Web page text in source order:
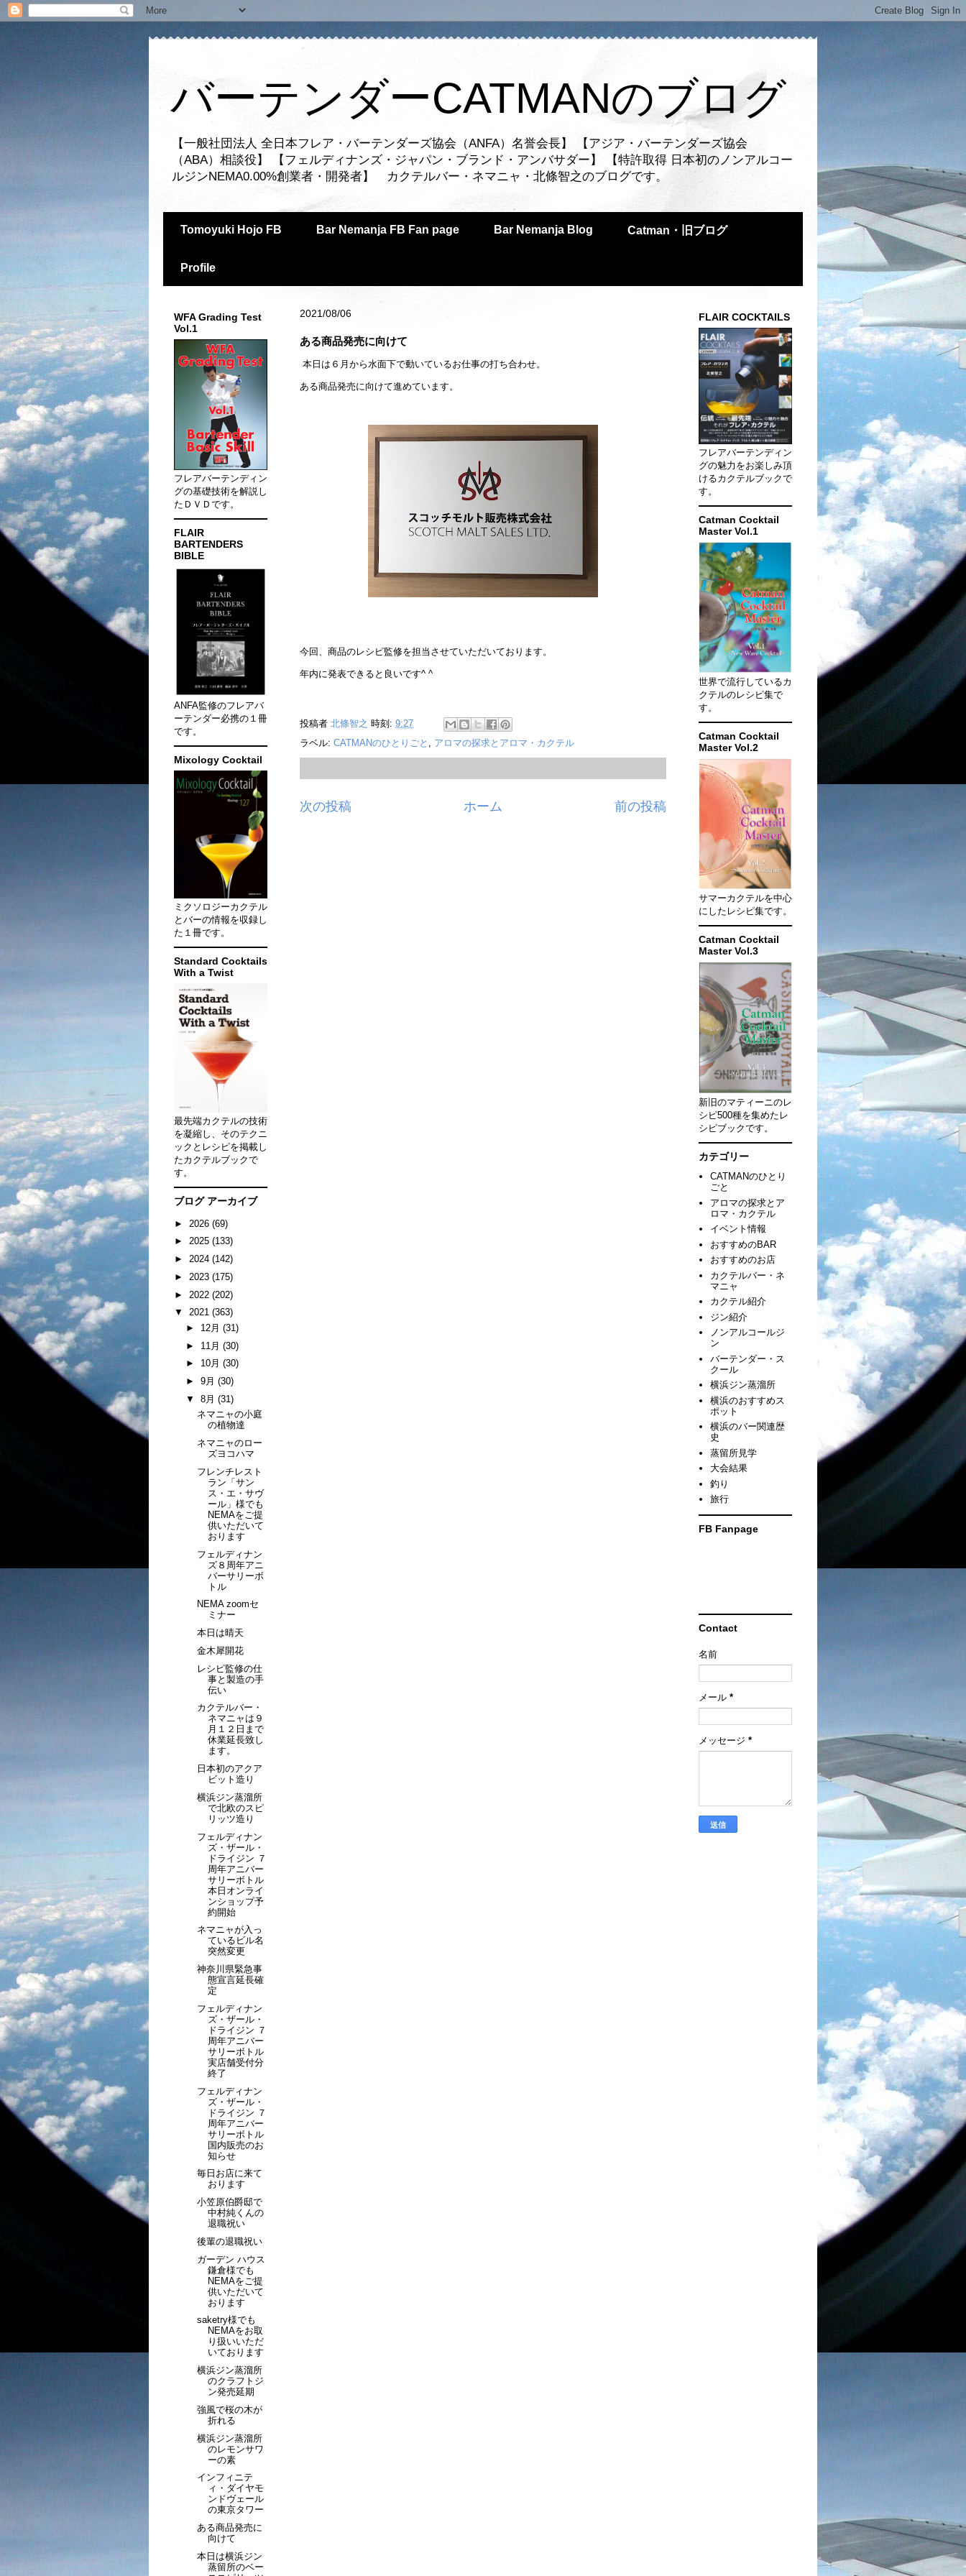
バーテンダーCATMANのブログ
【一般社団法人 全日本フレア・バーテンダーズ協会（ANFA）名誉会長】 【アジア・バーテンダーズ協会
（ABA）相談役】 【フェルディナンズ・ジャパン・ブランド・アンバサダー】 【特許取得 日本初のノンアルコー
ルジンNEMA0.00%創業者・開発者】 カクテルバー・ネマニャ・北條智之のブログです。
Tomoyuki Hojo FB Bar Nemanja FB Fan page Bar Nemanja Blog Catman・旧ブログ
Profile
2021/08/06
ある商品発売に向けて
本日は６月から水面下で動いているお仕事の打ち合わせ。
ある商品発売に向けて進めています。
今回、商品のレシピ監修を担当させていただいております。
年内に発表できると良いです^ ^
投稿者 北條智之 時刻: 9:27
ラベル: CATMANのひとりごと アロマの探求とアロマ・カクテル
次の投稿 前の投稿
ホーム
WFA Grading Test
Vol.1
フレアバーテンディン
グの基礎技術を解説し
たＤＶＤです。
FLAIR
BARTENDERS
BIBLE
ANFA監修のフレアバ
ーテンダー必携の１冊
です。
Mixology Cocktail
ミクソロジーカクテル
とバーの情報を収録し
た１冊です。
Standard Cocktails
With a Twist
最先端カクテルの技術
を凝縮し、そのテクニ
ックとレシピを掲載し
たカクテルブックで
す。
ブログ アーカイブ
► 2026 (69)
► 2025 (133)
► 2024 (142)
► 2023 (175)
► 2022 (202)
▼ 2021 (363)
► 12月 (31)
► 11月 (30)
► 10月 (30)
► 9月 (30)
▼ 8月 (31)
ネマニャの小庭
の植物達
ネマニャのロー
ズヨコハマ
フレンチレスト
ラン「サン
ス・エ・サヴ
ール」様でも
NEMAをご提
供いただいて
おります
フェルディナン
ズ８周年アニ
バーサリーボ
トル
NEMA zoomセ
ミナー
本日は晴天
金木犀開花
レシピ監修の仕
事と製造の手
伝い
カクテルバー・
ネマニャは９
月１２日まで
休業延長致し
ます。
日本初のアクア
ビット造り
横浜ジン蒸溜所
で北欧のスピ
リッツ造り
フェルディナン
ズ・ザール・
ドライジン ７
周年アニバー
サリーボトル
本日オンライ
ンショップ予
約開始
ネマニャが入っ
ているビル名
突然変更
神奈川県緊急事
態宣言延長確
定
フェルディナン
ズ・ザール・
ドライジン ７
周年アニバー
サリーボトル
実店舗受付分
終了
フェルディナン
ズ・ザール・
ドライジン ７
周年アニバー
サリーボトル
国内販売のお
知らせ
毎日お店に来て
おります
小笠原伯爵邸で
中村純くんの
退職祝い
後輩の退職祝い
ガーデン ハウス
鎌倉様でも
NEMAをご提
供いただいて
おります
saketry様でも
NEMAをお取
り扱いいただ
いております
横浜ジン蒸溜所
のクラフトジ
ン発売延期
強風で桜の木が
折れる
横浜ジン蒸溜所
のレモンサワ
ーの素
インフィニテ
ィ・ダイヤモ
ンドヴェール
の東京タワー
ある商品発売に
向けて
本日は横浜ジン
蒸留所のベー
FLAIR COCKTAILS
フレアバーテンディン
グの魅力をお楽しみ頂
けるカクテルブックで
す。
Catman Cocktail
Master Vol.1
世界で流行しているカ
クテルのレシピ集で
す。
Catman Cocktail
Master Vol.2
サマーカクテルを中心
にしたレシピ集です。
Catman Cocktail
Master Vol.3
新旧のマティーニのレ
シピ500種を集めたレ
シピブックです。
カテゴリー
CATMANのひとり
ごと
アロマの探求とア
ロマ・カクテル
イベント情報
おすすめのBAR
おすすめのお店
カクテルバー・ネ
マニャ
カクテル紹介
ジン紹介
ノンアルコールジ
ン
バーテンダー・ス
クール
横浜ジン蒸溜所
横浜のおすすめス
ポット
横浜のバー関連歴
史
蒸留所見学
大会結果
釣り
旅行
FB Fanpage
Contact
名前
メール *
メッセージ *